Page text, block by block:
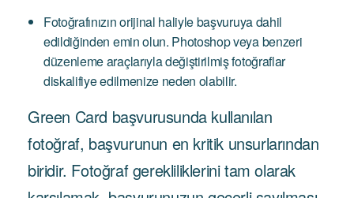
Fotoğrafınızın orijinal haliyle başvuruya dahil
edildiğinden emin olun. Photoshop veya benzeri
düzenleme araçlarıyla değiştirilmiş fotoğraflar
diskalifiye edilmenize neden olabilir.
Green Card başvurusunda kullanılan
fotoğraf, başvurunun en kritik unsurlarından
biridir. Fotoğraf gerekliliklerini tam olarak